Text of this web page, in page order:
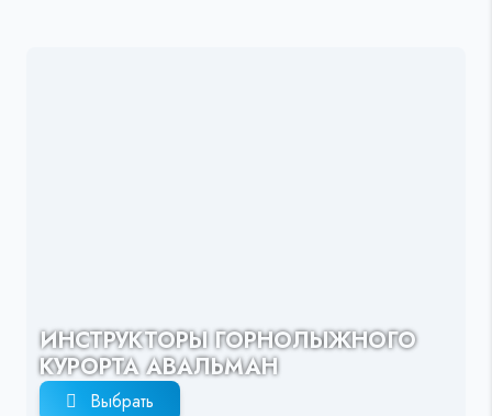
ИНСТРУКТОРЫ ГОРНОЛЫЖНОГО
КУРОРТА АВАЛЬМАН
Выбрать